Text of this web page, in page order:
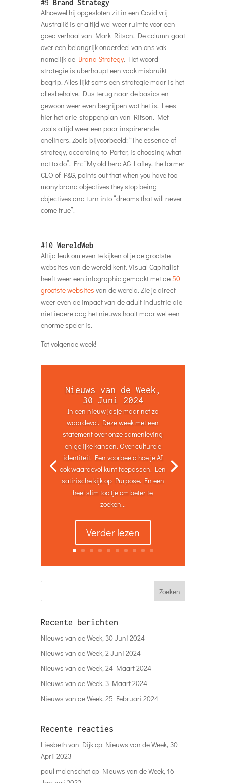
#9 Brand Strategy
Alhoewel hij opgesloten zit in een Covid vrij
Australië is er altijd wel weer ruimte voor een
goed verhaal van Mark Ritson. De column gaat
over een belangrijk onderdeel van ons vak
namelijk de Brand Strategy. Het woord
strategie is uberhaupt een vaak misbruikt
begrip. Alles lijkt soms een strategie maar is het
allesbehalve. Dus terug naar de basics en
gewoon weer even begrijpen wat het is. Lees
hier het drie-stappenplan van Ritson. Met
zoals altijd weer een paar inspirerende
oneliners. Zoals bijvoorbeeld: “The essence of
strategy, according to Porter, is choosing what
not to do”. En: “My old hero AG Lafley, the former
CEO of P&G, points out that when you have too
many brand objectives they stop being
objectives and turn into “dreams that will never
come true”.
#10 WereldWeb
Altijd leuk om even te kijken of je de grootste
websites van de wereld kent. Visual Capitalist
heeft weer een infographic gemaakt met de 50
grootste websites van de wereld. Zie je direct
weer even de impact van de adult industrie die
niet iedere dag het nieuws haalt maar wel een
enorme speler is.
Tot volgende week!
Nieuws van de Week,
30 Juni 2024
In een nieuw jasje maar net zo
waardevol. Deze week met een
statement over onze samenleving
en gelijke kansen. Over culturele
identiteit. Een voorbeeld hoe je AI
ook waardevol kunt toepassen. Een
satirische kijk op Purpose. En een
heel slim tooltje om beter te
zoeken...
Verder lezen
Recente berichten
Nieuws van de Week, 30 Juni 2024
Nieuws van de Week, 2 Juni 2024
Nieuws van de Week, 24 Maart 2024
Nieuws van de Week, 3 Maart 2024
Nieuws van de Week, 25 Februari 2024
Recente reacties
Liesbeth van Dijkop Nieuws van de Week, 30
April 2023
paul molenschotop Nieuws van de Week, 16